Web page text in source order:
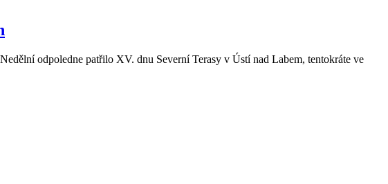
odpoledne patřilo XV. dnu Severní Terasy v Ústí nad Labem, tentokráte ve